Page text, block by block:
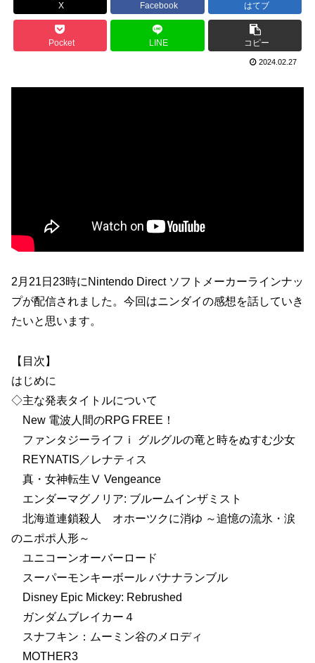
X Facebook はてブ
Pocket LINE コピー
2024.02.27
2月21日23時にNintendo Direct ソフトメーカーラインナッ
プが配信されました。今回はニンダイの感想を話していき
たいと思います。
【目次】
はじめに
◇主な発表タイトルについて
New 電波人間のRPG FREE！
ファンタジーライフｉ グルグルの竜と時をぬすむ少女
REYNATIS／レナティス
真・女神転生Ⅴ Vengeance
エンダーマグノリア: ブルームインザミスト
北海道連鎖殺人 オホーツクに消ゆ ～追憶の流氷・涙
のニポポ人形～
ユニコーンオーバーロード
スーパーモンキーボール バナナランブル
Disney Epic Mickey: Rebrushed
ガンダムブレイカー４
スナフキン：ムーミン谷のメロディ
MOTHER3